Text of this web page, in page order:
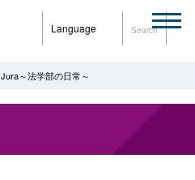
Language Search
Jura～法学部の日常～